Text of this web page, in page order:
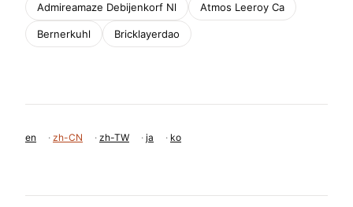
Admireamaze Debijenkorf Nl Atmos Leeroy Ca
Bernerkuhl Bricklayerdao
en · zh-CN · zh-TW · ja · ko